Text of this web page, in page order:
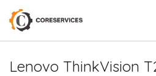
Lenovo ThinkVision